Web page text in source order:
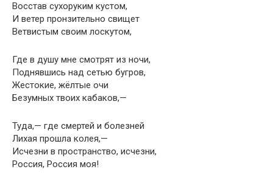
Восстав сухоруким кустом,
И ветер пронзительно свищет
Ветвистым своим лоскутом,
Где в душу мне смотрят из ночи,
Поднявшись над сетью бугров,
Жестокие, жёлтые очи
Безумных твоих кабаков,—
Туда,— где смертей и болезней
Лихая прошла колея,—
Исчезни в пространство, исчезни,
Россия, Россия моя!